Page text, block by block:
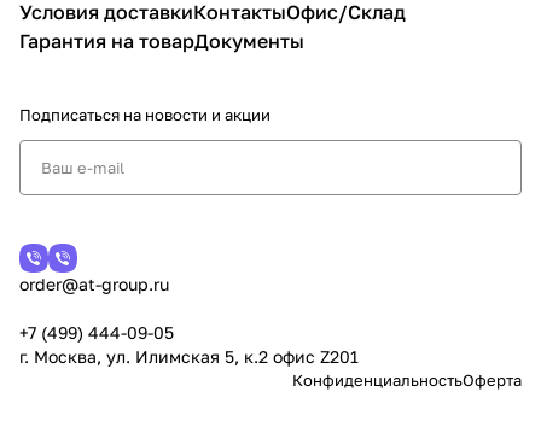
Условия доставкиКонтактыОфис/Склад
Гарантия на товарДокументы
Подписаться на новости и акции
order@at-group.ru
+7 (499) 444-09-05
г. Москва, ул. Илимская 5, к.2 офис Z201
КонфиденциальностьОферта